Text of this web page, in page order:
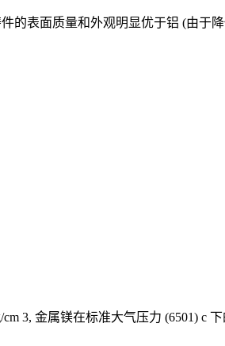
的表面质量和外观明显优于铝 (由于
3, 金属镁在标准大气压力 (6501) c 下